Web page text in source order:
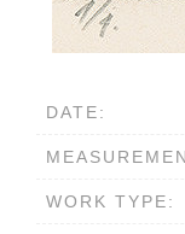
DATE:
WORK TYPE: